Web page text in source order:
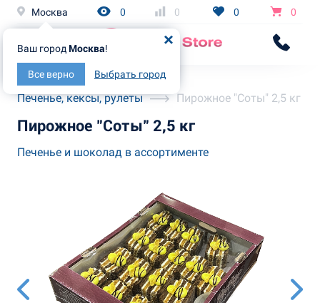
Москва
Ваш город Москва!
Все верно Выбрать город
0 0 0 0
Главная
Каталог
Печенье, кексы, рулеты
Пирожное "Соты" 2,5 кг
Пирожное "Соты" 2,5 кг
Печенье и шоколад в ассортименте